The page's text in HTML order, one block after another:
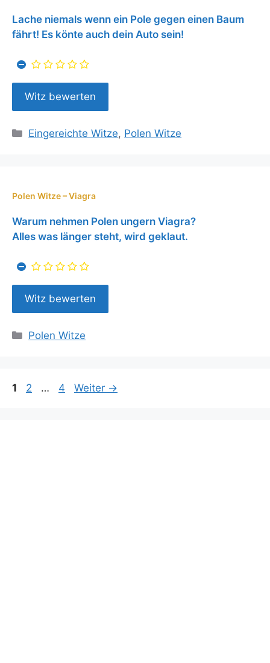
Lache niemals wenn ein Pole gegen einen Baum
fährt! Es könte auch dein Auto sein!
Kategorien
Eingereichte Witze, Polen Witze
Polen Witze – Viagra
Warum nehmen Polen ungern Viagra?
Alles was länger steht, wird geklaut.
Kategorien
Polen Witze
Seite
1 Seite
2 … Seite
4 Weiter →